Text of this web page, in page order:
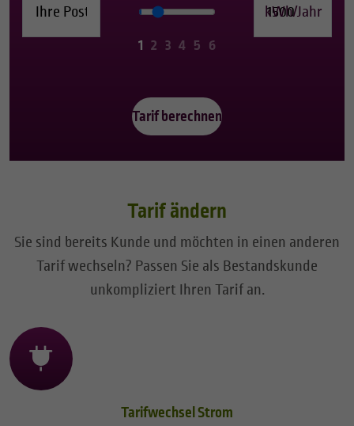
1 2 3 4 5 6
Tarif berechnen
Tarif ändern
Sie sind bereits Kunde und möchten in einen anderen
Tarif wechseln? Passen Sie als Bestandskunde
unkompliziert Ihren Tarif an.
Tarifwechsel Strom